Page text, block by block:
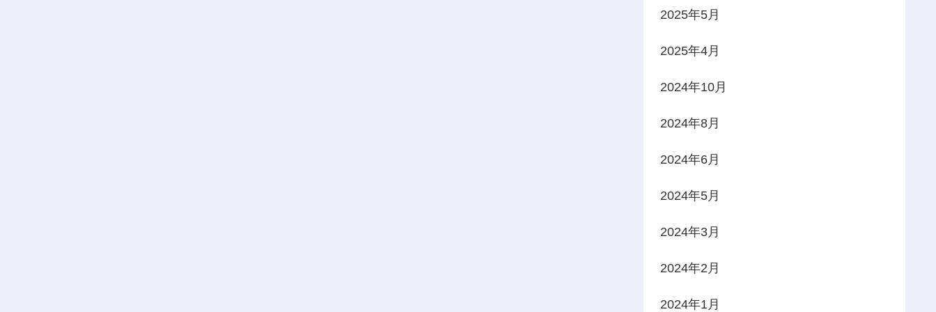
2025年5月
2025年4月
2024年10月
2024年8月
2024年6月
2024年5月
2024年3月
2024年2月
2024年1月